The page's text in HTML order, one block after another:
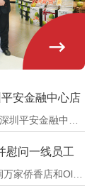
安金融中心店
慰问一线员工